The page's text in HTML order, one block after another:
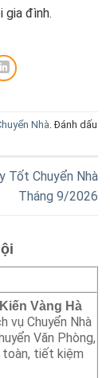
gia đình.
Nhà . Đánh dấu
Tốt Chuyển Nhà
Tháng 9/2026
Vàng Hà
vụ Chuyển Nhà
Văn Phòng,
toàn, tiết kiệm